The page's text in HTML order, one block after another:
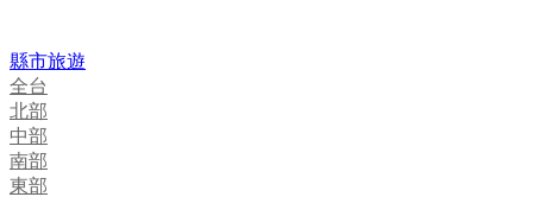
縣市旅遊
全台
北部
中部
南部
東部